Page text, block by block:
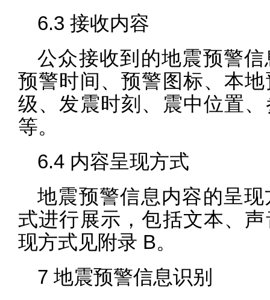
6.3 接收内容
公众接收到的地震预警
预警时间、预警图标、本
级、发震时刻、震中位置
等。
6.4 内容呈现方式
地震预警信息内容的呈
式进行展示，包括文本、
现方式见附录 B。
7 地震预警信息识别